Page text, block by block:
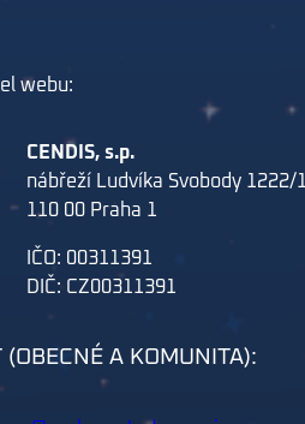
webu:
CENDIS, s.p.
nábřeží Ludvíka Svobody 1222/
110 00 Praha 1
IČO: 00311391
DIČ: CZ00311391
(OBECNÉ A KOMUNITA):